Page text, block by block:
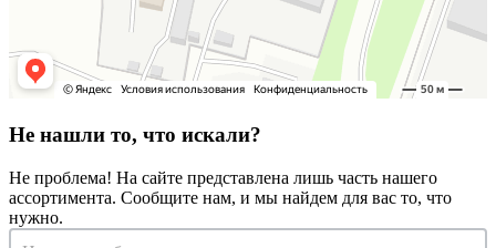
Не нашли то, что искали?
Не проблема! На сайте представлена лишь часть нашего
ассортимента. Сообщите нам, и мы найдем для вас то, что
нужно.
Запрос